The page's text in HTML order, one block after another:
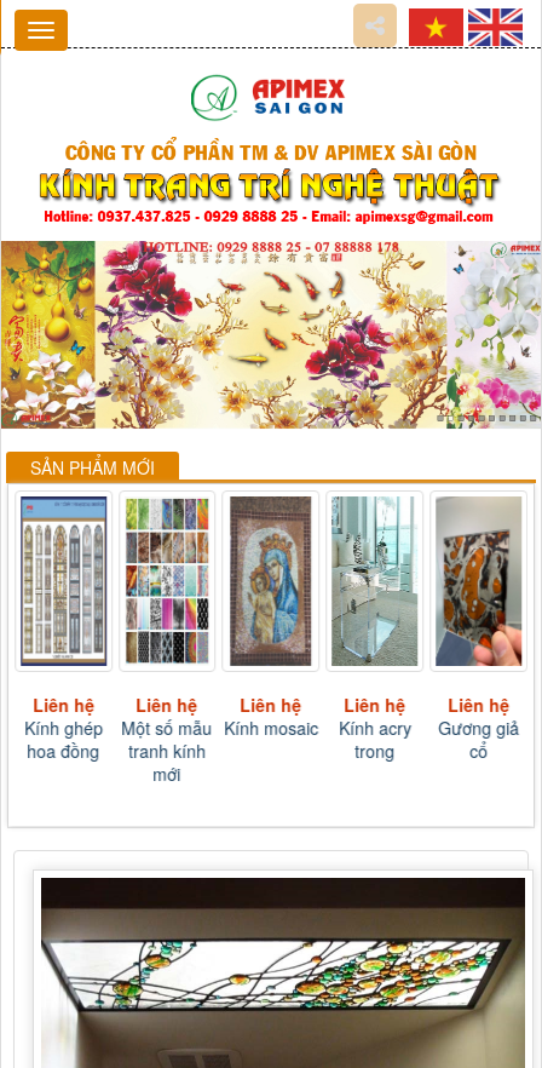
SẢN PHẨM MỚI
Liên hệ
Kính ghép
hoa đồng
Liên hệ
Một số mẫu
tranh kính
mới
Liên hệ
Kính mosaic
Liên hệ
Kính acry
trong
Liên hệ
Gương giả
cổ